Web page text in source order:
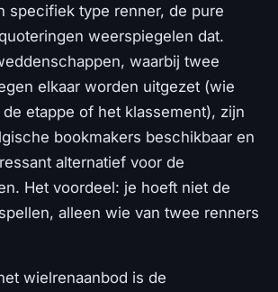
specifiek type renner, de pure
weerspiegelen dat.
waarbij twee
elkaar worden uitgezet (wie
etappe of het klassement), zijn
bookmakers beschikbaar en
alternatief voor de
Het voordeel: je hoeft niet de
alleen wie van twee renners
wielrenaanbod is de